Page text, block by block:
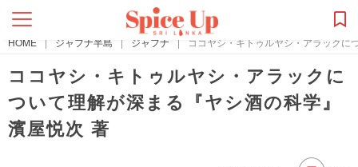
HOME | ジャフナ半島 | ジャフナ | ココヤシ・キトゥルヤシ・アラックに
ココヤシ・キトゥルヤシ・アラックに
ついて理解が深まる『ヤシ酒の科学』
濱屋悦次 著